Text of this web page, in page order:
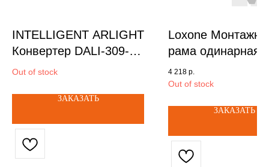
INTELLIGENT ARLIGHT
Конвертер DALI-309-
ADDR-IN арт.026486
Out of stock
ЗАКАЗАТЬ
Loxone
рама одинарная
Антрацит
Bracket Single
4 218 р.
Out of stock
ЗАКАЗАТЬ